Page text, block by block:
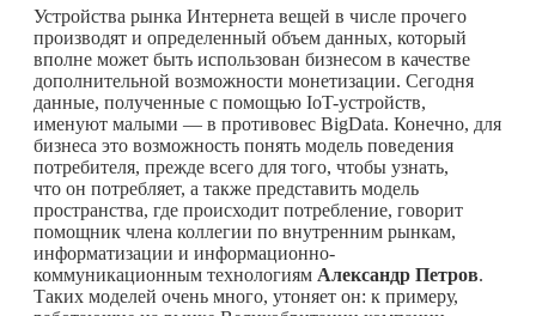
Устройства рынка Интернета вещей в числе прочего
производят и определенный объем данных, который
вполне может быть использован бизнесом в качестве
дополнительной возможности монетизации. Сегодня
данные, полученные с помощью IoT-устройств,
именуют малыми — в противовес BigData. Конечно, для
бизнеса это возможность понять модель поведения
потребителя, прежде всего для того, чтобы узнать,
что он потребляет, а также представить модель
пространства, где происходит потребление, говорит
помощник члена коллегии по внутренним рынкам,
информатизации и информационно-
коммуникационным технологиям Александр Петров.
Таких моделей очень много, утоняет он: к примеру,